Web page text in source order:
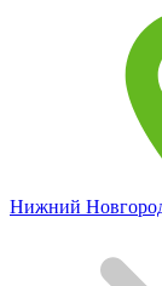
Нижний